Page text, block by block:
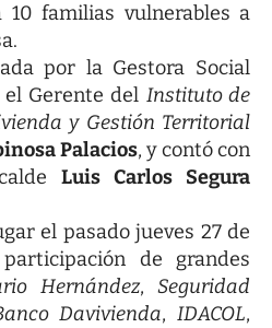
familias vulnerables a
por la Gestora Social
Gerente del Instituto de
y Gestión Territorial
Palacios, y contó con
Luis Carlos Segura
el pasado jueves 27 de
de grandes
Hernández, Seguridad
Davivienda,IDACOL,